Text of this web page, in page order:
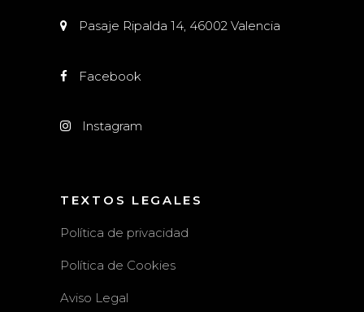
Pasaje Ripalda 14, 46002 Valencia
Facebook
Instagram
TEXTOS LEGALES
Política de privacidad
Política de Cookies
Aviso Legal